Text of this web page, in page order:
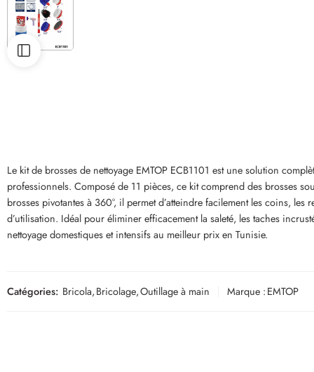
Le kit de brosses de nettoyage EMTOP ECB1101 est une solution
professionnels. Composé de 11 pièces, ce kit comprend des brosses
brosses pivotantes à 360°, il permet d’atteindre facilement les coins,
d’utilisation. Idéal pour éliminer efficacement la saleté, les taches
nettoyage domestiques et intensifs au meilleur prix en Tunisie.
Catégories: Bricola,Bricolage,Outillage à main Marque :EMTOP